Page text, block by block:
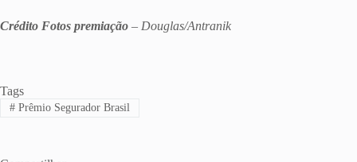
Crédito Fotos premiação – Douglas/Antranik
Tags
#Prêmio Segurador Brasil